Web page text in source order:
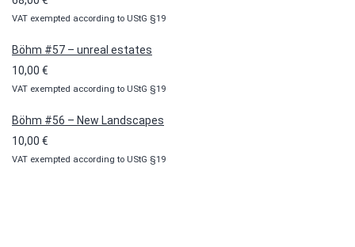
VAT exempted according to UStG §19
Böhm #57 – unreal estates
10,00 €
VAT exempted according to UStG §19
Böhm #56 – New Landscapes
10,00 €
VAT exempted according to UStG §19